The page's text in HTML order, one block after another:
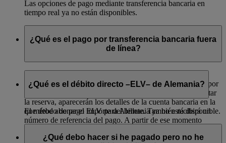
Las opciones de pago mediante transferencia bancaria en
tiempo real ya no están disponibles.
¿Qué es el pago por transferencia bancaria fuera
de línea?
pago muy segura. Cuando haya elegido la forma de pago por
transferencia bancaria y seleccionado la opción de completar
la reserva, aparecerán los detalles de la cuenta bancaria en la
que debe abonar el importe del billete. También recibirá un
número de referencia del pago. A partir de ese momento
banco a la cuenta bancaria especificada.Es sumamente
¿Qué es el débito directo –ELV– de Alemania?
El método de pago ELV para Alemania ya no está disponible.
¿Qué debo hacer si he pagado pero no he